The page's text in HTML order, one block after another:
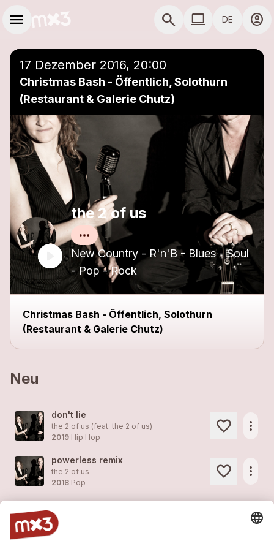
menu search COMPUTER
computer DE account_circle
17 Dezember 2016, 20:00
Christmas Bash - Öffentlich, Solothurn
(Restaurant & Galerie Chutz)
the 2 of us
New Country - R'n'B - Blues - Soul
- Pop - Rock
Christmas Bash - Öffentlich, Solothurn
(Restaurant & Galerie Chutz)
Neu
don't lie
the 2 of us (feat. the 2 of us)
2019 Hip Hop
more_horiz
powerless remix
the 2 of us
2018 Pop
more_horiz
the 2 of us
2018
more_horiz
Einer Playlist hinzufügen close